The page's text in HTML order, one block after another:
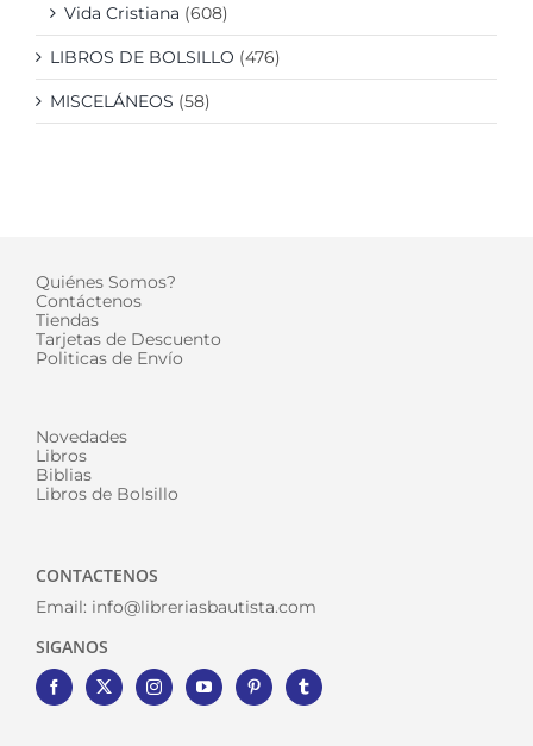
Vida Cristiana (608)
LIBROS DE BOLSILLO (476)
MISCELÁNEOS (58)
Quiénes Somos?
Contáctenos
Tiendas
Tarjetas de Descuento
Politicas de Envío
Novedades
Libros
Biblias
Libros de Bolsillo
CONTACTENOS
Email: info@libreriasbautista.com
SIGANOS